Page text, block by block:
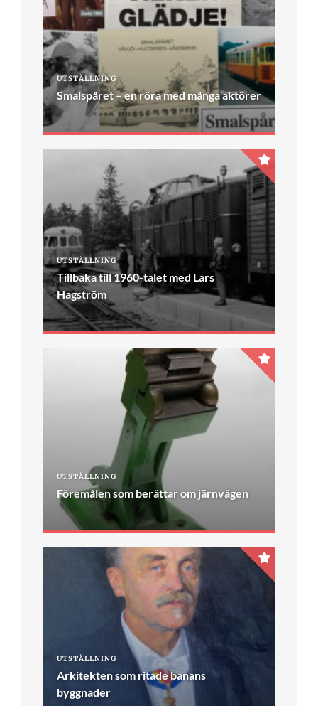
UTSTÄLLNING
Smalspåret – en röra med många aktörer
UTSTÄLLNING
Tillbaka till 1960-talet med Lars
Hagström
UTSTÄLLNING
Föremålen som berättar om järnvägen
UTSTÄLLNING
Arkitekten som ritade banans
byggnader